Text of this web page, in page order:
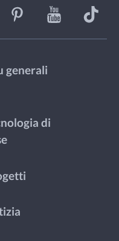
generali
di